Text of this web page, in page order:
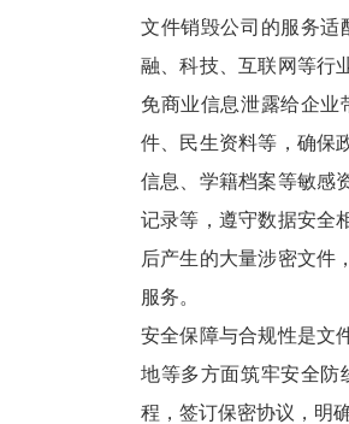
文件销毁公司的服务适
融、科技、互联网等行
免商业信息泄露给企业
件、民生资料等，确保
信息、学籍档案等敏感
记录等，遵守数据安全
后产生的大量涉密文件
服务。​
安全保障与合规性是文
地等多方面筑牢安全防
程，签订保密协议，明